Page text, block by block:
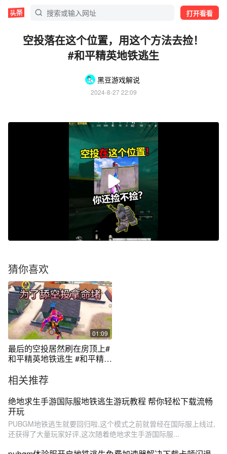
打开看看
空投落在这个位置，用这个方法去捡！
#和平精英地铁逃生
黑豆游戏解说
2024-8-27 22:09
猜你喜欢
01:09
最后的空投居然刷在房顶上#
和平精英地铁逃生 #和平精英
相关推荐
绝地求生手游国际服地铁逃生游玩教程 帮你轻松下载流畅
开玩
PUBGM地铁逃生就要回归啦,这个模式之前就曾经在国际服上线过,
还获得了大量玩家好评,这次随着绝地求生手游国际服...